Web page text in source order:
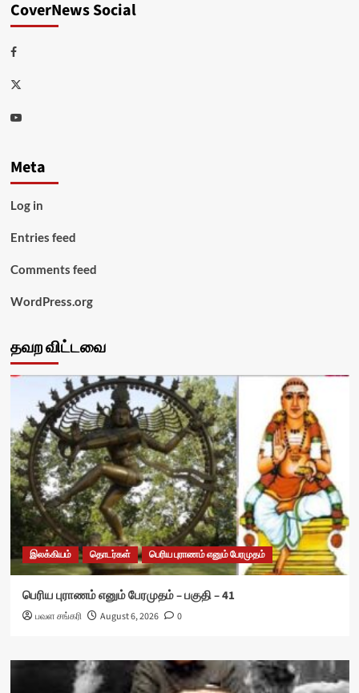
CoverNews Social
Facebook
Twitter
Youtube
Meta
Log in
Entries feed
Comments feed
WordPress.org
தவற விட்டவை
இலக்கியம் தொடர்கள் பெரிய புராணம் எனும் பேரமுதம்
பெரிய புராணம் எனும் பேரமுதம் – பகுதி – 41
பவள சங்கரி August 6, 2026 0